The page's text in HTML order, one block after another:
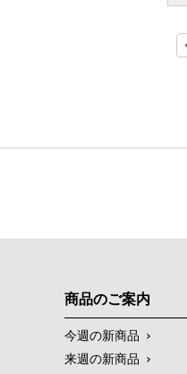
商品のご案内
今週の新商品
来週の新商品